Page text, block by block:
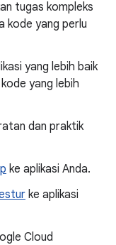
tugas kompleks
kode yang perlu
yang lebih baik
yang lebih
dan praktik
ke aplikasi Anda.
ke aplikasi
Cloud